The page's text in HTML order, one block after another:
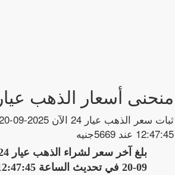
منحنى أسعار الذهب عيار 24
12:47:45 عند 5669جنيه